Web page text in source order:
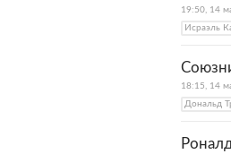
19:50, 14
Исраэль
18:15, 14
Дональд